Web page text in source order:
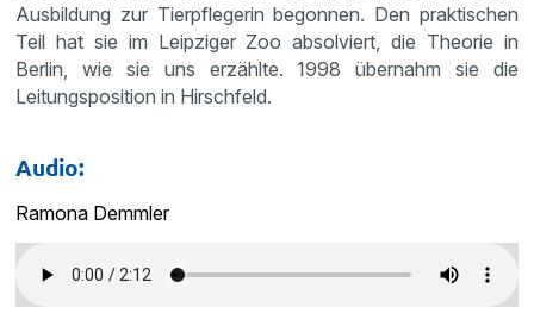
Ausbildung zur Tierpflegerin begonnen. Den praktischen
Teil hat sie im Leipziger Zoo absolviert, die Theorie in
Berlin, wie sie uns erzählte. 1998 übernahm sie die
Leitungsposition in Hirschfeld.
Audio:
Ramona Demmler